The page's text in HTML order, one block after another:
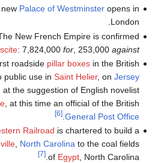
Palace of Westminsteropens in
London.
New French Empire is confirmed
: 7,824,000 for, 253,000 against
roadside pillar boxesin the British
public use in Saint Helier, on Jersey
at the suggestion of English novelist
, at this time an official of the British
General Post Office
.
[6]
Railroad is chartered to build a
, North Carolinato the coal fields
of Egypt, North Carolina.
[7]